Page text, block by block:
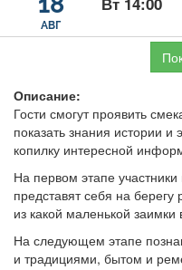
АВГ
Описание:
Гости смогут проявить
показать знания истории и
копилку интересной
На первом этапе
представят себя на
из какой маленькой заимки
На следующем этапе
и традициями, бытом и